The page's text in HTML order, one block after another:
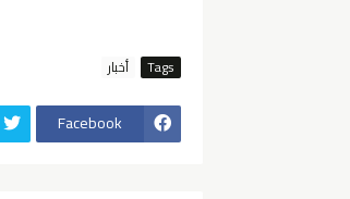
Tags أخبار
Facebook